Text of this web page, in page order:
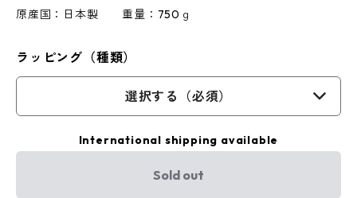
原産国：日本製 重量：750ｇ
ラッピング（種類）
選択する（必須）
International shipping available
Sold out